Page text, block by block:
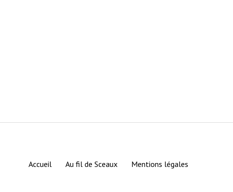
Accueil Au fil de Sceaux Mentions légales